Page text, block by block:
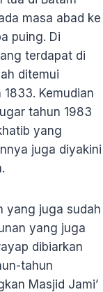
masa abad ke
puing. Di
terdapat di
ditemui
Kemudian
tahun 1983
yang
juga diyakini
yang juga sudah
yang juga
dibiarkan
tahun
Masjid Jami’